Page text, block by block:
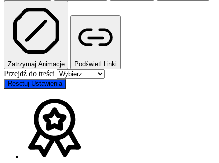
Zatrzymaj Animacje Podświetl Linki
Przejdź do treści
Resetuj Ustawienia